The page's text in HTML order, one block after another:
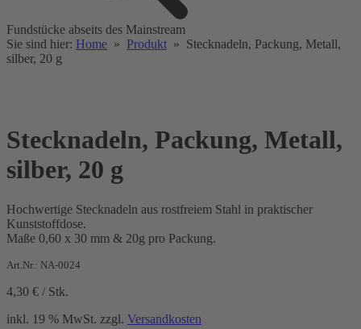
Fundstücke abseits des Mainstream
Sie sind hier: Home » Produkt » Stecknadeln, Packung, Metall,
silber, 20 g
Stecknadeln, Packung, Metall,
silber, 20 g
Hochwertige Stecknadeln aus rostfreiem Stahl in praktischer
Kunststoffdose.
Maße 0,60 x 30 mm & 20g pro Packung.
Art.Nr.: NA-0024
4,30 € / Stk.
inkl. 19 % MwSt. zzgl. Versandkosten